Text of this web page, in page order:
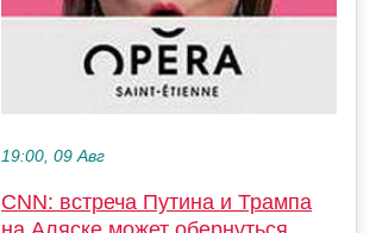
19:00, 09 Авг
CNN: встреча Путина и Трампа